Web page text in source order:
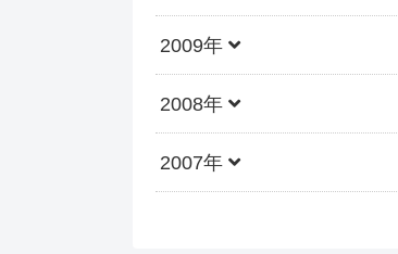
2009年
2008年
2007年